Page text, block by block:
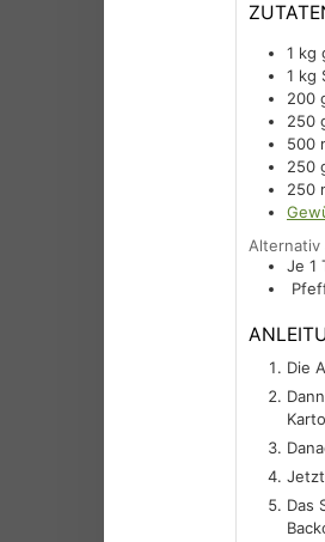
1 kg
1 kg
200
250
500
250
250
Alternativ
Je 1
Die
Das